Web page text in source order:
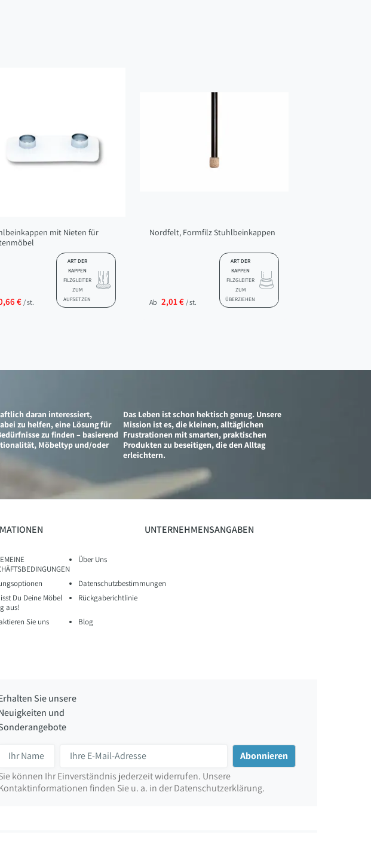
mit Nieten für
€ / st.
ART DER
KAPPEN
FILZGLEITER
ZUM
AUFSETZEN
Nordfelt, Formfilz Stuhlbeinkappen
Ab 2,01 € / st.
ART DER
KAPPEN
FILZGLEITER
ZUM
ÜBERZIEHEN
daran interessiert,
zu helfen, eine Lösung für
zu finden – basierend
Möbeltyp und/oder
Das Leben ist schon hektisch genug. Unsere
Mission ist es, die kleinen, alltäglichen
Frustrationen mit smarten, praktischen
Produkten zu beseitigen, die den Alltag
erleichtern.
Über Uns
Datenschutzbestimmungen
Du Deine Möbel
aus!
Rückgaberichtlinie
Sie uns Blog
UNTERNEHMENSANGABEN
Sie unsere
und
können Ihr Einverständnis jederzeit widerrufen. Unsere
finden Sie u. a. in der Datenschutzerklärung.